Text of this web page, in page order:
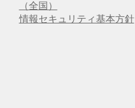
（全国）
情報セキュリティ基本方針